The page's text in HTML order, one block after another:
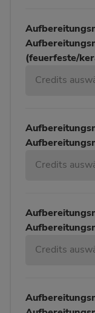
(feuerfeste/
Credits
Credits
Credits